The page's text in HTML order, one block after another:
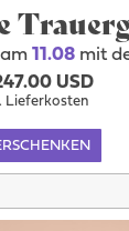
11.08mit
USD
Lieferkosten